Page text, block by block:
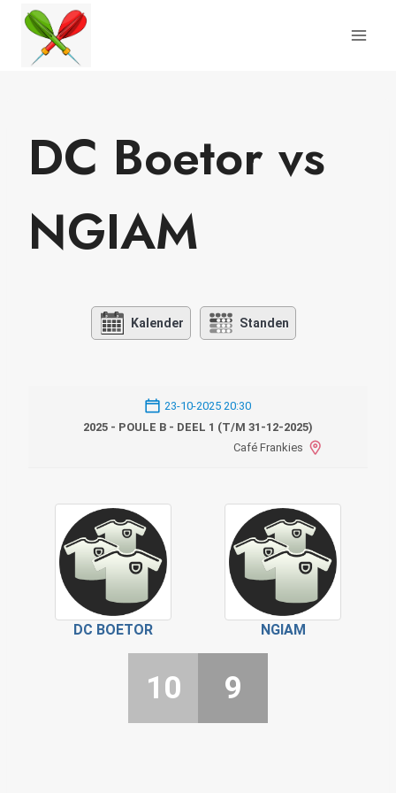
Doorgaan
naar
inhoud
DC Boetor vs
NGIAM
Kalender Standen
23-10-2025 20:30
2025 - POULE B - DEEL 1 (T/M 31-12-2025)
Café Frankies
DC BOETOR NGIAM
10 9